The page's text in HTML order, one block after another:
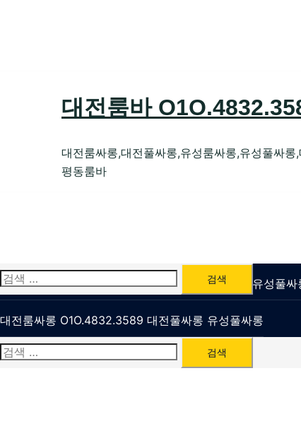
대전룸바
대전룸싸롱,대전풀싸롱,유성룸싸롱,유성풀싸
평동룸바
검
색:
유성룸싸롱 O1O.4832.3589 대전퍼블릭가라오케 유성풀
대전룸싸롱 O1O.4832.3589 대전풀싸롱 유성풀싸롱
검